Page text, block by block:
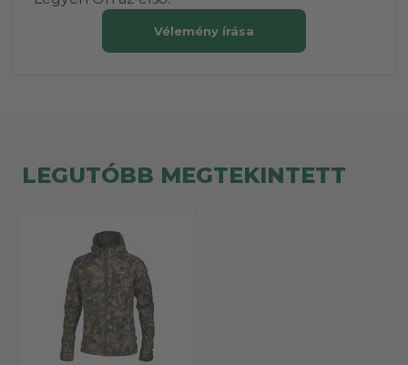
Vélemény írása
LEGUTÓBB MEGTEKINTETT